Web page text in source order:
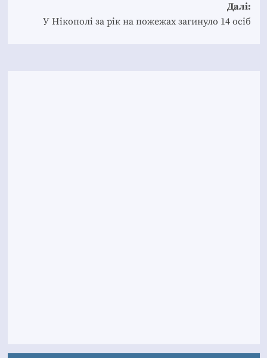
Далі:
У Нікополі за рік на пожежах загинуло 14 осіб